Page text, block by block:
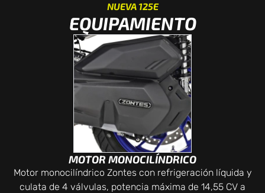
NUEVA 125E
EQUIPAMIENTO
MOTOR MONOCILÍNDRICO
Motor monocilíndrico Zontes con refrigeración líquida y
culata de 4 válvulas, potencia máxima de 14,55 CV a